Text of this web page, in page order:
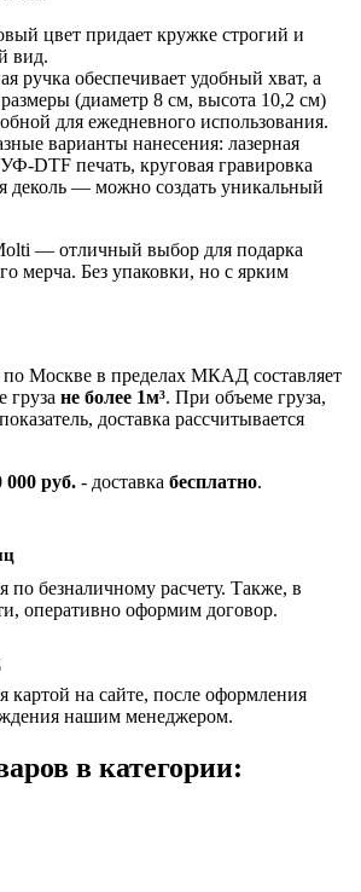
цвет придает кружке строгий и
вид.
ручка обеспечивает удобный хват, а
(диаметр 8 см, высота 10,2 см)
для ежедневного использования.
варианты нанесения: лазерная
DTF печать, круговая гравировка
деколь — можно создать уникальный
— отличный выбор для подарка
мерча. Без упаковки, но с ярким
по Москве в пределах МКАД составляет
груза не более 1м³. При объеме груза,
доставка рассчитывается
000 руб. - доставка бесплатно.
по безналичному расчету. Также, в
оперативно оформим договор.
картой на сайте, после оформления
нашим менеджером.
в категории: